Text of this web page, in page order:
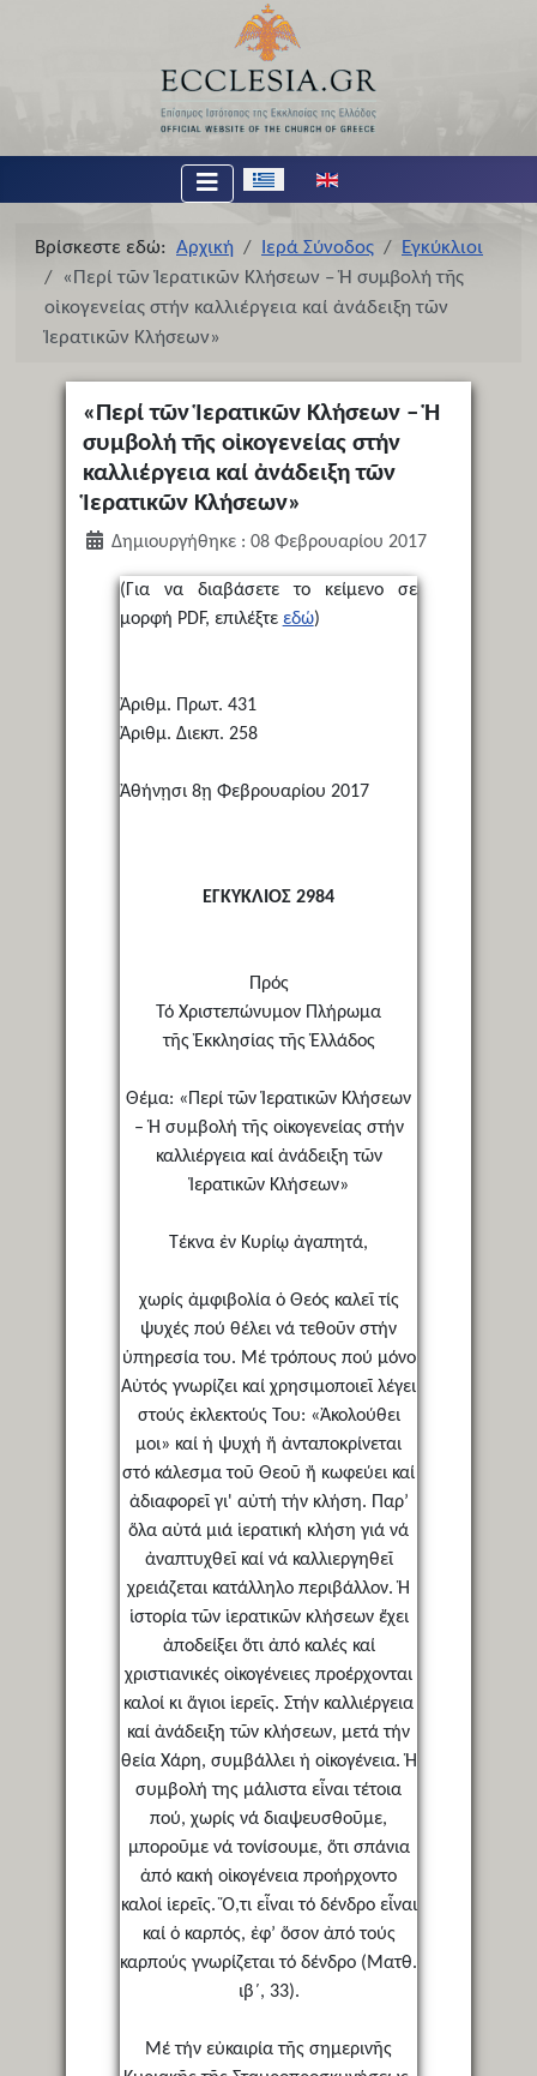
Επιλέξτε τη γλώσσα σας
Βρίσκεστε εδώ: Αρχική Ιερά Σύνοδος
Εγκύκλιοι
«Περί τῶν Ἱερατικῶν Κλήσεων – Ἡ συμβολή τῆς
οἰκογενείας στήν καλλιέργεια καί ἀνάδειξη τῶν
Ἱερατικῶν Κλήσεων»
«Περί τῶν Ἱερατικῶν Κλήσεων – Ἡ
συμβολή τῆς οἰκογενείας στήν
καλλιέργεια καί ἀνάδειξη τῶν
Ἱερατικῶν Κλήσεων»
Δημιουργήθηκε : 08 Φεβρουαρίου 2017
(Για να διαβάσετε το κείμενο σε
μορφή PDF, επιλέξτε εδώ)
Ἀριθμ. Πρωτ. 431
Ἀριθμ. Διεκπ. 258
Ἀθήνῃσι 8ῃ Φεβρουαρίου 2017
ΕΓΚΥΚΛΙΟΣ 2984
Πρός
Τό Χριστεπώνυμον Πλήρωμα
τῆς Ἐκκλησίας τῆς Ἑλλάδος
Θέμα: «Περί τῶν Ἱερατικῶν Κλήσεων
– Ἡ συμβολή τῆς οἰκογενείας στήν
καλλιέργεια καί ἀνάδειξη τῶν
Ἱερατικῶν Κλήσεων»
Τέκνα ἐν Κυρίῳ ἀγαπητά,
χωρίς ἀμφιβολία ὁ Θεός καλεῖ τίς
ψυχές πού θέλει νά τεθοῦν στήν
ὑπηρεσία του. Μέ τρόπους πού μόνο
Αὐτός γνωρίζει καί χρησιμοποιεῖ λέγει
στούς ἐκλεκτούς Του: «Ἀκολούθει
μοι» καί ἡ ψυχή ἤ ἀνταποκρίνεται
στό κάλεσμα τοῦ Θεοῦ ἤ κωφεύει καί
ἀδιαφορεῖ γι' αὐτή τήν κλήση. Παρ’
ὅλα αὐτά μιά ἱερατική κλήση γιά νά
ἀναπτυχθεῖ καί νά καλλιεργηθεῖ
χρειάζεται κατάλληλο περιβάλλον. Ἡ
ἱστορία τῶν ἱερατικῶν κλήσεων ἔχει
ἀποδείξει ὅτι ἀπό καλές καί
χριστιανικές οἰκογένειες προέρχονται
καλοί κι ἅγιοι ἱερεῖς. Στήν καλλιέργεια
καί ἀνάδειξη τῶν κλήσεων, μετά τήν
θεία Χάρη, συμβάλλει ἡ οἰκογένεια. Ἡ
συμβολή της μάλιστα εἶναι τέτοια
πού, χωρίς νά διαψευσθοῦμε,
μποροῦμε νά τονίσουμε, ὅτι σπάνια
ἀπό κακή οἰκογένεια προήρχοντο
καλοί ἱερεῖς. Ὅ,τι εἶναι τό δένδρο εἶναι
καί ὁ καρπός, ἐφ’ ὅσον ἀπό τούς
καρπούς γνωρίζεται τό δένδρο (Ματθ.
ιβ΄, 33).
Μέ τήν εὐκαιρία τῆς σημερινῆς